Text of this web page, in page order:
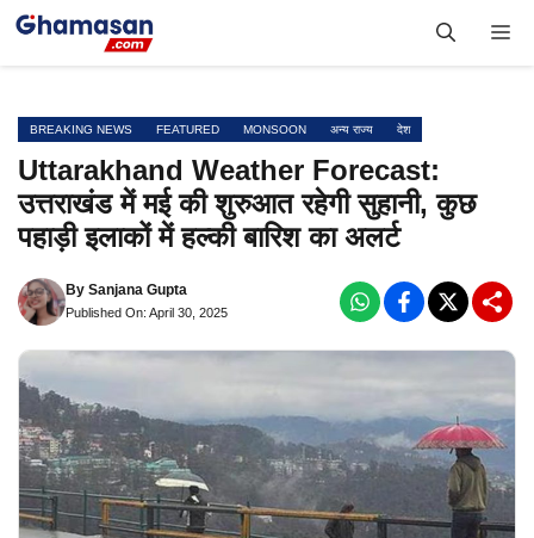
Skip
BREAKING NEWS FEATURED MONSOON अन्य राज्य देश
Uttarakhand Weather Forecast:
उत्तराखंड में मई की शुरुआत रहेगी सुहानी, कुछ
पहाड़ी इलाकों में हल्की बारिश का अलर्ट
By Sanjana Gupta
Published On: April 30, 2025